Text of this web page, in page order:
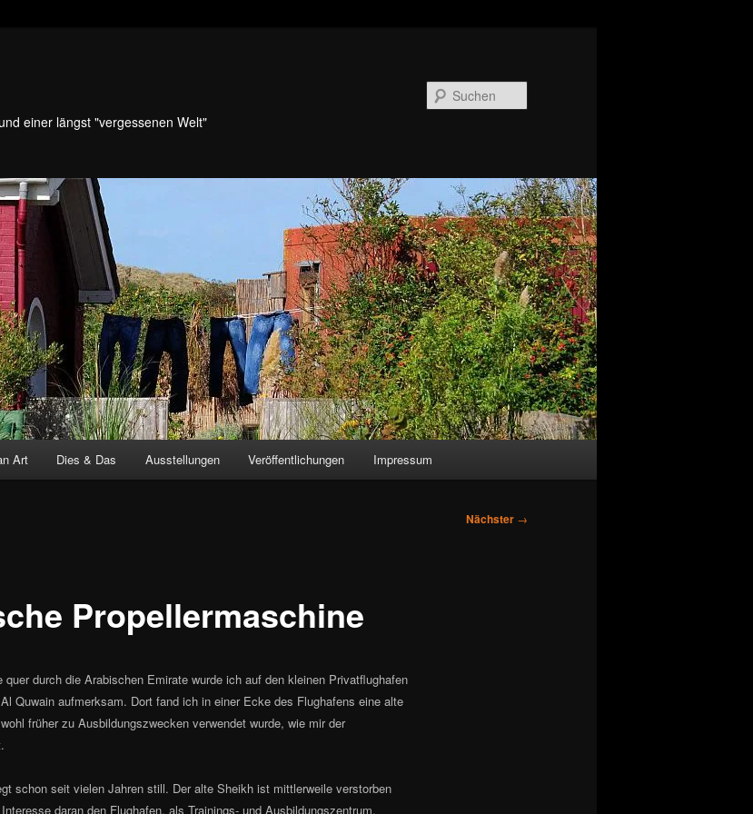
einer längst "vergessenen Welt"
Art Dies & Das Ausstellungen Veröffentlichungen Impressum
Nächster →
Propellermaschine
quer durch die Arabischen Emirate wurde ich auf den kleinen Privatflughafen
Quwain aufmerksam. Dort fand ich in einer Ecke des Flughafens eine alte
früher zu Ausbildungszwecken verwendet wurde, wie mir der
schon seit vielen Jahren still. Der alte Sheikh ist mittlerweile verstorben
daran den Flughafen, als Trainings- und Ausbildungszentrum,